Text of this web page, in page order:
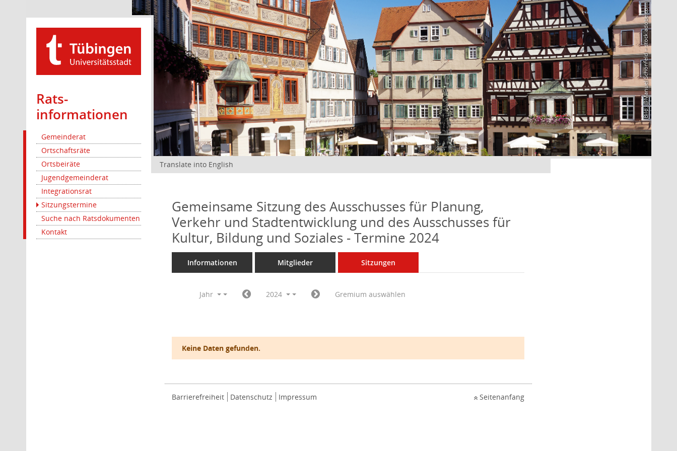
Rats­
informationen
Gemeinderat
Ortschaftsräte
Ortsbeiräte
Jugendgemeinderat
Integrationsrat
Sitzungstermine
Suche nach Ratsdokumenten
Kontakt
Bild: @Manuel Schönfeld – stock.adobe.com
Translate into English
Gemeinsame Sitzung des Ausschusses für Planung,
Verkehr und Stadtentwicklung und des Ausschusses für
Kultur, Bildung und Soziales - Termine 2024
Informationen Mitglieder Sitzungen
Jahr 2024 Gremium auswählen
Keine Daten gefunden.
Barrierefreiheit Datenschutz Impressum Seitenanfang